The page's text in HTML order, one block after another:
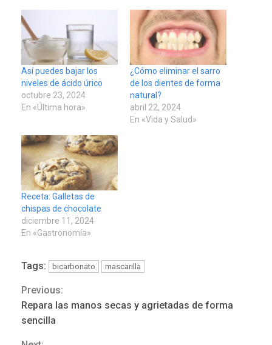
Así puedes bajar los
niveles de ácido úrico
octubre 23, 2024
En «Última hora»
¿Cómo eliminar el sarro
de los dientes de forma
natural?
abril 22, 2024
En «Vida y Salud»
Receta: Galletas de
chispas de chocolate
diciembre 11, 2024
En «Gastronomía»
Tags: bicarbonato mascarilla
Continue
Reading
Previous:
Repara las manos secas y agrietadas de forma
sencilla
3
Funsone benefició a 46